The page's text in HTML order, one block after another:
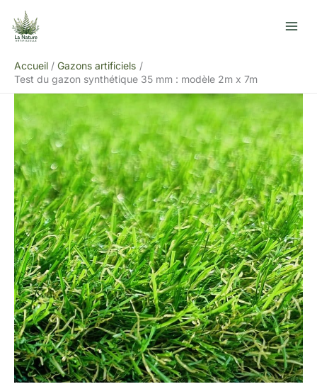
contenu
Accueil
Gazons artificiels
Test du gazon synthétique 35 mm : modèle 2m x 7m
e
h
h
e
r